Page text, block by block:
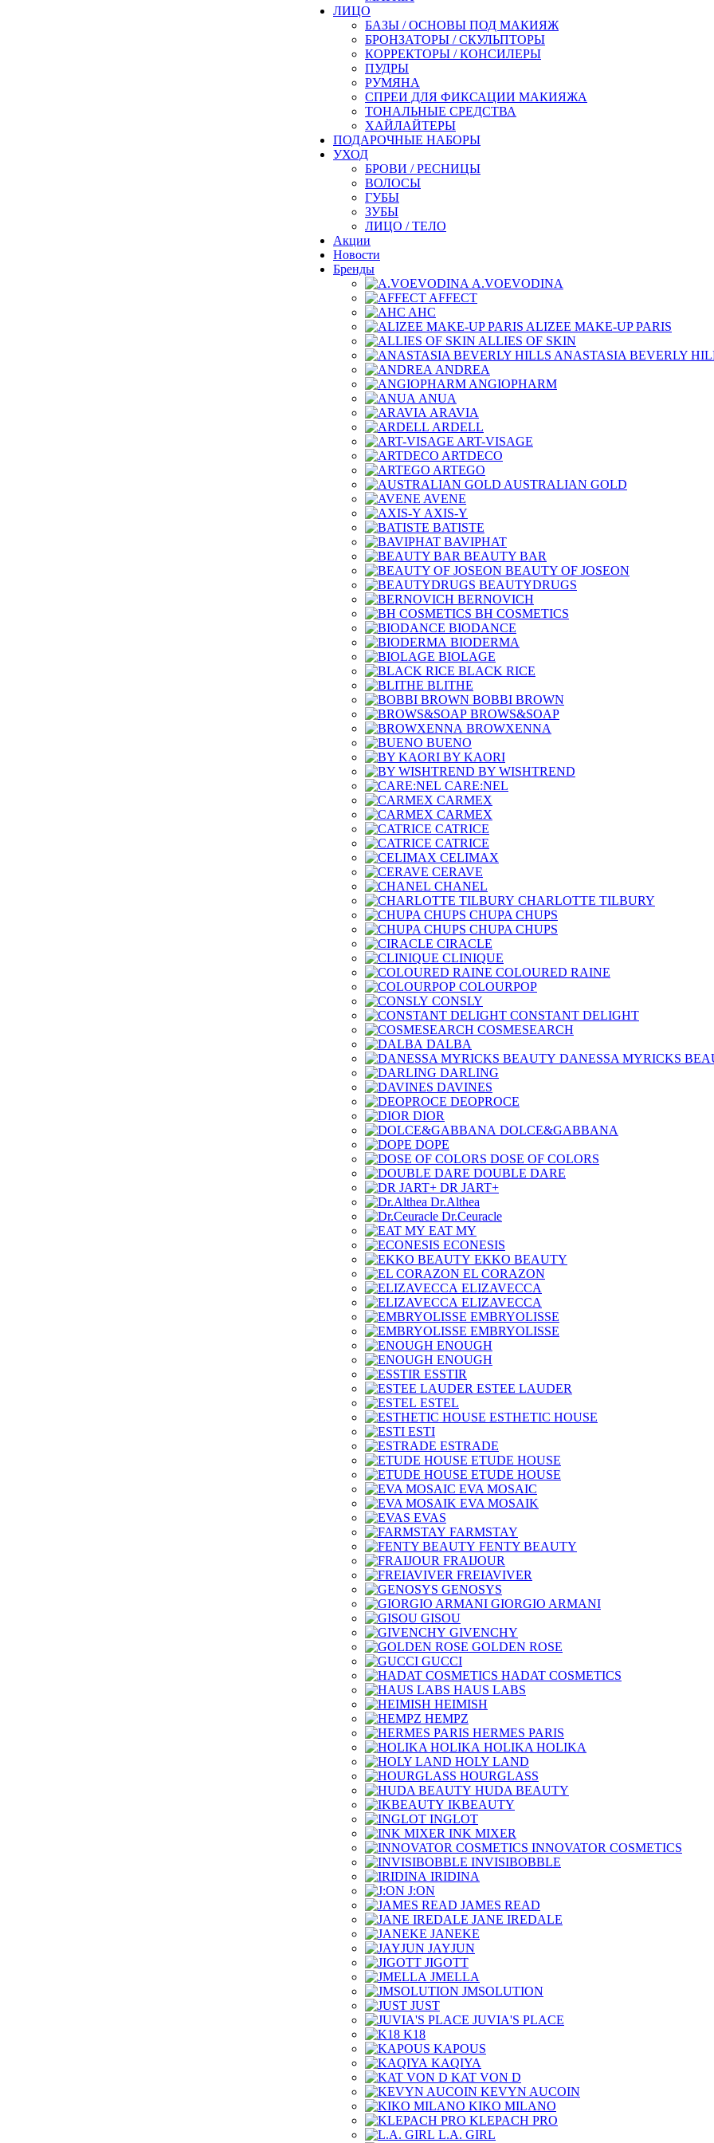
ЛИЦО
БАЗЫ / ОСНОВЫ ПОД МАКИЯЖ
БРОНЗАТОРЫ / СКУЛЬПТОРЫ
КОРРЕКТОРЫ / КОНСИЛЕРЫ
ПУДРЫ
РУМЯНА
СПРЕИ ДЛЯ ФИКСАЦИИ МАКИЯЖА
ТОНАЛЬНЫЕ СРЕДСТВА
ХАЙЛАЙТЕРЫ
ПОДАРОЧНЫЕ НАБОРЫ
УХОД
БРОВИ / РЕСНИЦЫ
ВОЛОСЫ
ГУБЫ
ЗУБЫ
ЛИЦО / ТЕЛО
Акции
Новости
Бренды
A.VOEVODINA
AFFECT
AHC
ALIZEE MAKE-UP PARIS
ALLIES OF SKIN
ANASTASIA BEVERLY
ANDREA
ANGIOPHARM
ANUA
ARAVIA
ARDELL
ART-VISAGE
ARTDECO
ARTEGO
AUSTRALIAN GOLD
AVENE
AXIS-Y
BATISTE
BAVIPHAT
BEAUTY BAR
BEAUTY OF JOSEON
BEAUTYDRUGS
BERNOVICH
BH COSMETICS
BIODANCE
BIODERMA
BIOLAGE
BLACK RICE
BLITHE
BOBBI BROWN
BROWS&SOAP
BROWXENNA
BUENO
BY KAORI
BY WISHTREND
CARE:NEL
CARMEX
CARMEX
CATRICE
CATRICE
CELIMAX
CERAVE
CHANEL
CHARLOTTE TILBURY
CHUPA CHUPS
CHUPA CHUPS
CIRACLE
CLINIQUE
COLOURED RAINE
COLOURPOP
CONSLY
CONSTANT DELIGHT
COSMESEARCH
DALBA
DANESSA MYRICKS
DARLING
DAVINES
DEOPROCE
DIOR
DOLCE&GABBANA
DOPE
DOSE OF COLORS
DOUBLE DARE
DR JART+
Dr.Althea
Dr.Ceuracle
EAT MY
ECONESIS
EKKO BEAUTY
EL CORAZON
ELIZAVECCA
ELIZAVECCA
EMBRYOLISSE
EMBRYOLISSE
ENOUGH
ENOUGH
ESSTIR
ESTEE LAUDER
ESTEL
ESTHETIC HOUSE
ESTI
ESTRADE
ETUDE HOUSE
ETUDE HOUSE
EVA MOSAIC
EVA MOSAIK
EVAS
FARMSTAY
FENTY BEAUTY
FRAIJOUR
FREIAVIVER
GENOSYS
GIORGIO ARMANI
GISOU
GIVENCHY
GOLDEN ROSE
GUCCI
HADAT COSMETICS
HAUS LABS
HEIMISH
HEMPZ
HERMES PARIS
HOLIKA HOLIKA
HOLY LAND
HOURGLASS
HUDA BEAUTY
IKBEAUTY
INGLOT
INK MIXER
INNOVATOR COSMETICS
INVISIBOBBLE
IRIDINA
J:ON
JAMES READ
JANE IREDALE
JANEKE
JAYJUN
JIGOTT
JMELLA
JMSOLUTION
JUST
JUVIA'S PLACE
K18
KAPOUS
KAQIYA
KAT VON D
KEVYN AUCOIN
KIKO MILANO
KLEPACH PRO
L.A. GIRL